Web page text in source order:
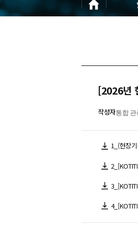
[2026년
작성자통합
1_(현장